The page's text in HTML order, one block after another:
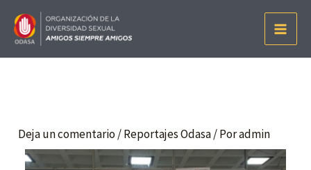
Deja un comentario/Reportajes Odasa/ Poradmin